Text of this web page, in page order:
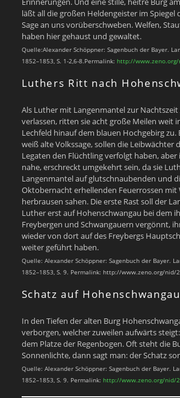
läßt all die großen Heldengeister im Spiegel
Sage an uns vorüberschweben. Welfen,
haben hier gehaust und gewaltet.
Quelle:Alexander Schöppner: Sagenbuch der Bayer.
1852–1853, S. 1-2,6-8.Permalink: http://
Luthers Ritt nach
Als Luther mit Langenmantel zur Nachtszeit
verlassen, ritten sie acht große Meilen weit
Lechfeld hinauf dem blauen Hochgebirg zu.
weiß alte Volkssage, sollen die Leibwächter
Legaten den Flüchtling verfolgt haben, aber
nahe, erschreckt umgekehrt sein, da sie
Langenmantel auf glutschnaubenden und
Oktobernacht erhellenden Feuerrossen mit
herbrausen sahen. Die erste Rast soll der
Luther erst auf Hohenschwangau bei dem
Freybergen und Schwangauern vergönnt,
wieder von dort auf des Freybergs
weiter geführt haben.
Quelle: Alexander Schöppner: Sagenbuch der Bayer.
1852–1853, S. 9. Permalink: http://www.zeno.org/nid/
Schatz auf Hohenschwangau
In den Tiefen der alten Burg
verborgen, welcher zuweilen aufwärts
dem Platze der Regenbogen. Oft steht die
Sonnenlichte, dann sagt man: der Schatz
Quelle: Alexander Schöppner: Sagenbuch der Bayer.
1852–1853, S. 9. Permalink: http://www.zeno.org/nid/